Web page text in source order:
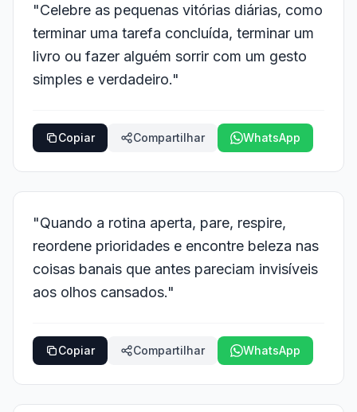
"Celebre as pequenas vitórias diárias, como
terminar uma tarefa concluída, terminar um
livro ou fazer alguém sorrir com um gesto
simples e verdadeiro."
Copiar Compartilhar WhatsApp
"Quando a rotina aperta, pare, respire,
reordene prioridades e encontre beleza nas
coisas banais que antes pareciam invisíveis
aos olhos cansados."
Copiar Compartilhar WhatsApp